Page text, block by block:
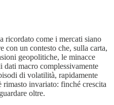
ricordato come i mercati siano
con un contesto che, sulla carta,
geopolitiche, le minacce
macro complessivamente
di volatilità, rapidamente
invariato: finché crescita
oltre.